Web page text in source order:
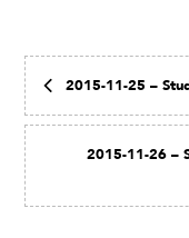
2015-11-25 –
2015-11-26 –